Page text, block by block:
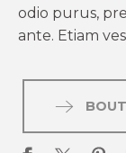
odio purus,
ante. Etiam